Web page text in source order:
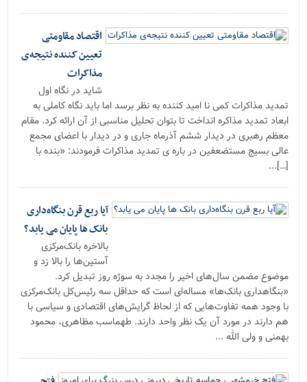
اقتصاد مقاومتی
تعیین کننده نتیجه‌ی
مذاکرات
شاید در نگاه اول
تمدید مذاکرات کمی نا امید کننده به نظر برسد اما باید نگاه کاملی به
ابعاد تمدید مذاکره انداخت تا بتوان تحلیل مناسبی از آن ارائه کرد. مقام
معظم رهبری در دیدار ششم آذرماه جاری و در دیدار با اعضاى مجمع
عالى بسیج مستضعفین در باره ی تمدید مذاکرات فرمودند: «بنده با
[…]...
آیا ربع قرن بنگاه‌داری
بانک ها پایان می یابد؟
بالاخره بانک‌مرکزی
آستین‌ها را بالا زد و
موضوع مضمن سال‌های اخیر را مجدد به سوژه روز تبدیل کرد.
«بنگاهداری بانک‌ها» مساله‌ای است که حداقل سه رئیس‌کل بانک‌مرکزی
با وجود همه تفاوت‌هایی که از لحاظ گرایش‌های اقتصادی و سیاسی با
هم دارند در مورد آن یک نظر واحد دارند. طهماسب مظاهری، محمود
بهمنی و ولی الله ...